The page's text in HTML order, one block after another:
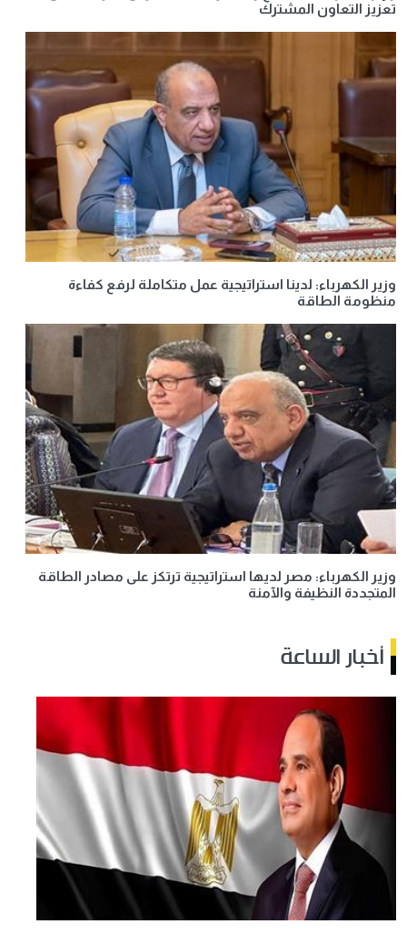
تعزيز التعاون المشترك
وزير الكهرباء: لدينا استراتيجية عمل متكاملة لرفع كفاءة
منظومة الطاقة
وزير الكهرباء: مصر لديها استراتيجية ترتكز على مصادر الطاقة
المتجددة النظيفة والآمنة
أخبار الساعة